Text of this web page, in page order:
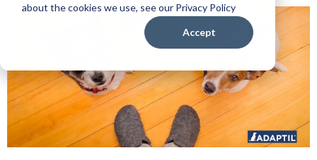
about the cookies we use, see our Privacy Policy
Accept